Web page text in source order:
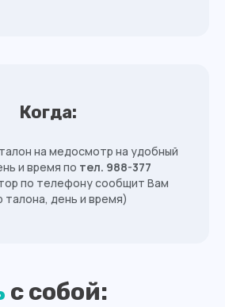
Когда:
на медосмотр на удобный
и время по тел. 988-377
по телефону сообщит Вам
талона, день и время)
с собой: